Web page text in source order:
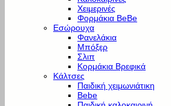
Χειμερινές
Φορμάκια BeBe
Εσώρουχα
Φανελάκια
Μπόξερ
Σλιπ
Κορμάκια Βρεφικά
Κάλτσες
Παιδική χειμωνιάτικη
Bebe